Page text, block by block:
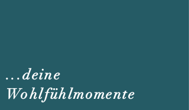
...deine
Wohlfühlmomente